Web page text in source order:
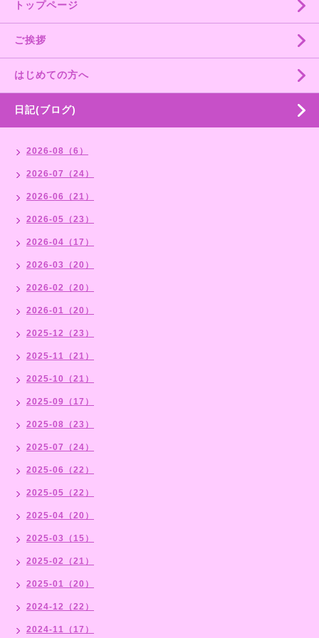
トップページ
ご挨拶
はじめての方へ
日記(ブログ)
2026-08（6）
2026-07（24）
2026-06（21）
2026-05（23）
2026-04（17）
2026-03（20）
2026-02（20）
2026-01（20）
2025-12（23）
2025-11（21）
2025-10（21）
2025-09（17）
2025-08（23）
2025-07（24）
2025-06（22）
2025-05（22）
2025-04（20）
2025-03（15）
2025-02（21）
2025-01（20）
2024-12（22）
2024-11（17）